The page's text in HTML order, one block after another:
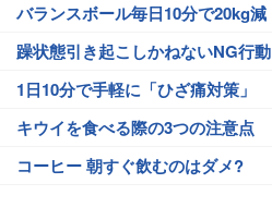
バランスボール毎日10分で20kg減
躁状態引き起こしかねないNG行動
1日10分で手軽に「ひざ痛対策」
キウイを食べる際の3つの注意点
コーヒー 朝すぐ飲むのはダメ?